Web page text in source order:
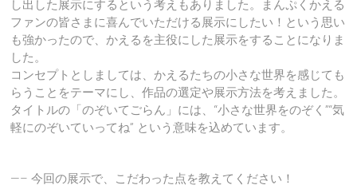
し出した展示にするという考えもありました。まんぷくかえる
ファンの皆さまに喜んでいただける展示にしたい！という思い
も強かったので、かえるを主役にした展示をすることになりま
した。
コンセプトとしましては、かえるたちの小さな世界を感じても
らうことをテーマにし、作品の選定や展示方法を考えました。
タイトルの「のぞいてごらん」には、“小さな世界をのぞく”“気
軽にのぞいていってね” という意味を込めています。
—– 今回の展示で、こだわった点を教えてください！